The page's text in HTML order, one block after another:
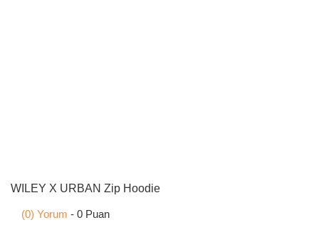
WILEY X URBAN Zip Hoodie
(0) Yorum - 0 Puan